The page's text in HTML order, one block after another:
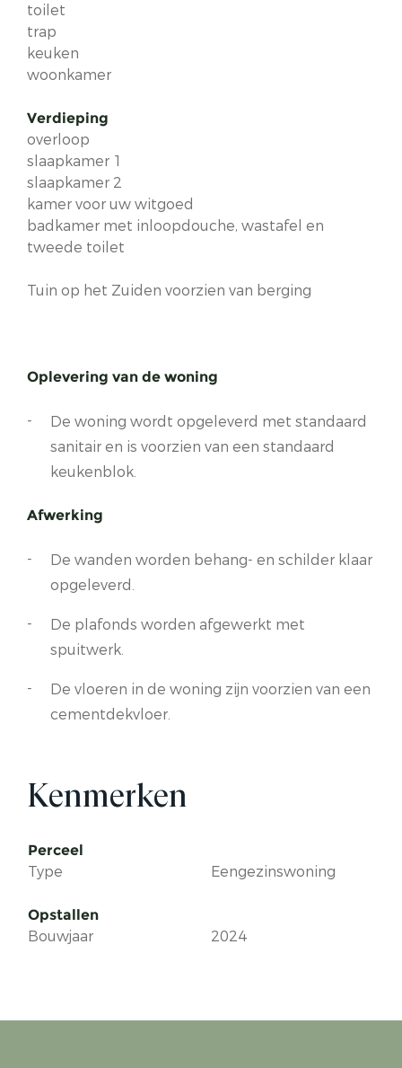
toilet
trap
keuken
woonkamer
Verdieping
overloop
slaapkamer 1
slaapkamer 2
kamer voor uw witgoed
badkamer met inloopdouche, wastafel en
tweede toilet
Tuin op het Zuiden voorzien van berging
Oplevering van de woning
De woning wordt opgeleverd met standaard
sanitair en is voorzien van een standaard
keukenblok.
Afwerking
De wanden worden behang- en schilder klaar
opgeleverd.
De plafonds worden afgewerkt met
spuitwerk.
De vloeren in de woning zijn voorzien van een
cementdekvloer.
Kenmerken
Perceel
Type Eengezinswoning
Opstallen
Bouwjaar 2024